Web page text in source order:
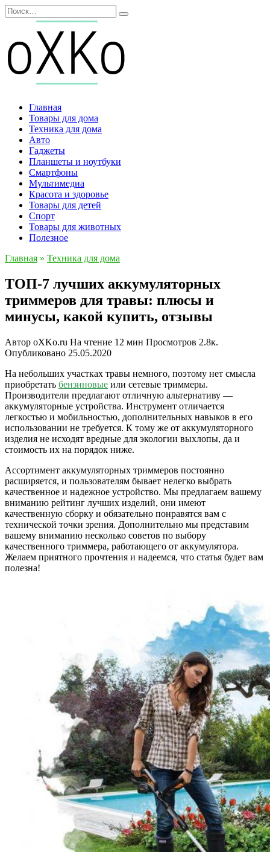
Перейти
к
содержанию
Search
for:
Главная
Товары для дома
Техника для дома
Авто
Гаджеты
Планшеты и ноутбуки
Смартфоны
Мультимедиа
Красота и здоровье
Товары для детей
Спорт
Товары для животных
Полезное
Главная » Техника для дома
ТОП-7 лучших аккумуляторных
триммеров для травы: плюсы и
минусы, какой купить, отзывы
Автор oXKo.ru На чтение 12 мин Просмотров 2.8к.
Опубликовано 25.05.2020
На небольших участках травы немного, поэтому нет смысла
приобретать бензиновые или сетевые триммеры.
Производители предлагают отличную альтернативу —
аккумуляторные устройства. Инструмент отличается
легкостью и мобильностью, дополнительных навыков в его
использовании не требуется. К тому же от аккумуляторного
изделия не исходят вредные для экологии выхлопы, да и
стоимость их на порядок ниже.
Ассортимент аккумуляторных триммеров постоянно
расширяется, и пользователям бывает нелегко выбрать
качественное и надежное устройство. Мы предлагаем вашему
вниманию рейтинг лучших изделий, они имеют
качественную сборку и обязательно понравятся вам с
технической точки зрения. Дополнительно мы представим
вашему вниманию несколько советов по выбору
качественного триммера, работающего от аккумулятора.
Желаем приятного прочтения и надеемся, что статья будет вам
полезна!